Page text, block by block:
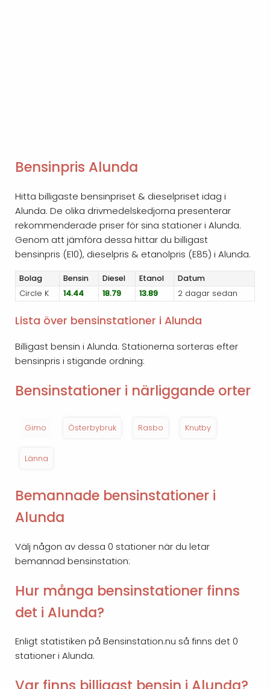
Bensinpris Alunda
Hitta billigaste bensinpriset & dieselpriset idag i
Alunda. De olika drivmedelskedjorna presenterar
rekommenderade priser för sina stationer i Alunda.
Genom att jämföra dessa hittar du billigast
bensinpris (E10), dieselpris & etanolpris (E85) i Alunda.
Bolag Bensin Diesel Etanol
Datum
Circle K
14.44 18.79 13.89 2 dagar sedan
Lista över bensinstationer i Alunda
Billigast bensin i Alunda. Stationerna sorteras efter
bensinpris i stigande ordning:
Bensinstationer i närliggande orter
Gimo Österbybruk Rasbo Knutby
Länna
Bemannade bensinstationer i
Alunda
Välj någon av dessa 0 stationer när du letar
bemannad bensinstation:
Hur många bensinstationer finns
det i Alunda?
Enligt statistiken på Bensinstation.nu så finns det 0
stationer i Alunda.